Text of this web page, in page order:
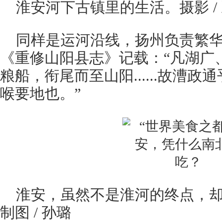
淮安河下古镇里的生活。摄影 /
同样是运河沿线，扬州负责繁
《重修山阳县志》记载：“凡湖
粮船，衔尾而至山阳......故漕政
喉要地也。”
淮安，虽然不是淮河的终点，
制图 / 孙璐